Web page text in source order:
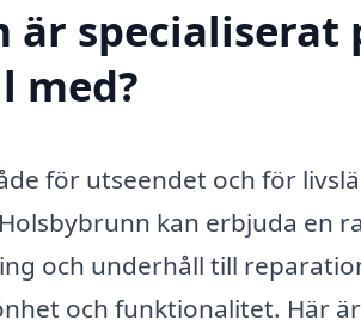
är specialiserat
med?
för utseendet och för
kan erbjuda en
och underhåll till
och funktionalitet. Här